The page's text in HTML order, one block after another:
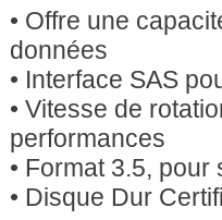
• Offre une
données
• Interface SAS
• Vitesse de
performances
• Format 3.5,
• Disque Dur